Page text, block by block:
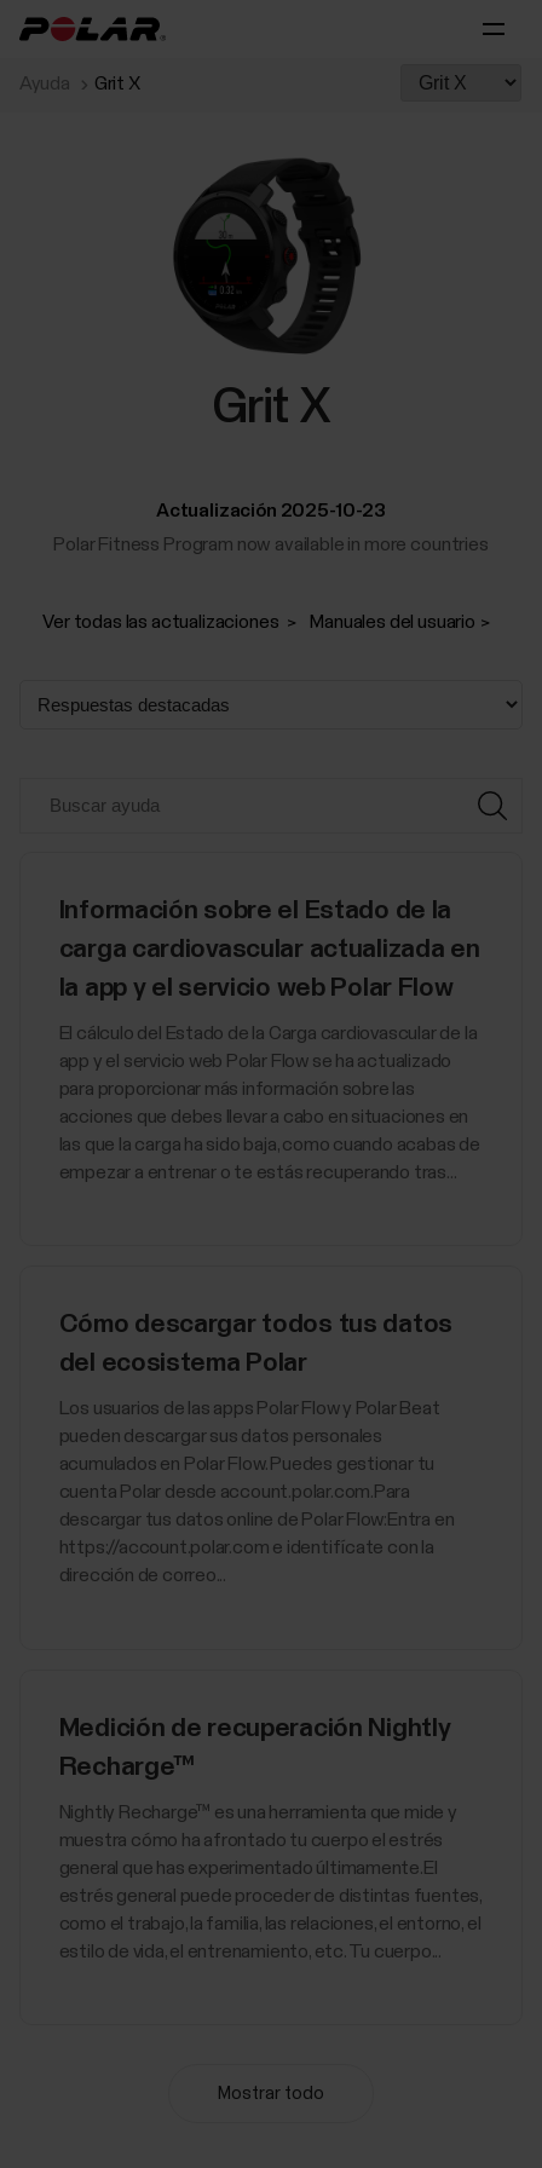
Ayuda Grit X
Grit X
Actualización 2025-10-23
Polar Fitness Program now available in more countries
Ver todas las actualizaciones Manuales del usuario
Información sobre el Estado de la
carga cardiovascular actualizada en
la app y el servicio web Polar Flow
El cálculo del Estado de la Carga cardiovascular de la
app y el servicio web Polar Flow se ha actualizado
para proporcionar más información sobre las
acciones que debes llevar a cabo en situaciones en
las que la carga ha sido baja, como cuando acabas de
empezar a entrenar o te estás recuperando tras...
Cómo descargar todos tus datos
del ecosistema Polar
Los usuarios de las apps Polar Flow y Polar Beat
pueden descargar sus datos personales
acumulados en Polar Flow. Puedes gestionar tu
cuenta Polar desde account.polar.com.Para
descargar tus datos online de Polar Flow:Entra en
https://account.polar.com e identifícate con la
dirección de correo...
Medición de recuperación Nightly
Recharge™
​Nightly Recharge™ es una herramienta que mide y
muestra cómo ha afrontado tu cuerpo el estrés
general que has experimentado últimamente.El
estrés general puede proceder de distintas fuentes,
como el trabajo, la familia, las relaciones, el entorno, el
estilo de vida, el entrenamiento, etc. Tu cuerpo...
Training Load ProMostrar todo